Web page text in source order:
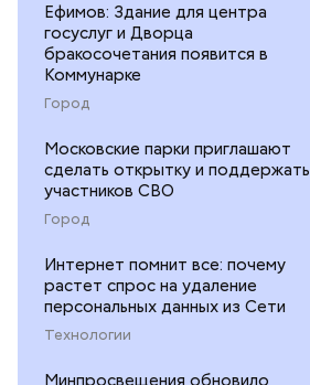
Ефимов: Здание для центра
госуслуг и Дворца
бракосочетания появится в
Коммунарке
Город
Московские парки приглашают
сделать открытку и поддержать
участников СВО
Город
Интернет помнит все: почему
растет спрос на удаление
персональных данных из Сети
Технологии